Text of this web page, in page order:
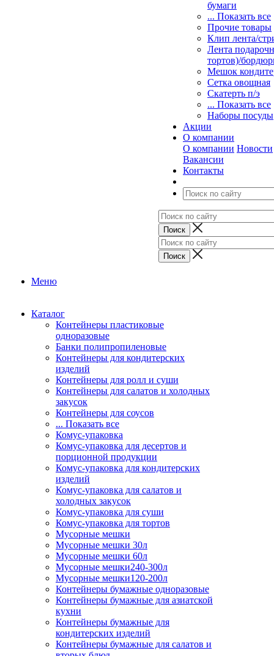
бумаги
... Показать все
Прочие товары
Клип лента/
Лента
тортов)/
Мешок
Сетка овощная
Скатерть п/э
... Показать все
Наборы посуды
Акции
О компании
О компании Новости
Вакансии
Контакты
Меню
Каталог
Контейнеры пластиковые
одноразовые
Банки полипропиленовые
Контейнеры для кондитерских
изделий
Контейнеры для ролл и суши
Контейнеры для салатов и холодных
закусок
Контейнеры для соусов
... Показать все
Комус-упаковка
Комус-упаковка для десертов и
порционной продукции
Комус-упаковка для кондитерских
изделий
Комус-упаковка для салатов и
холодных закусок
Комус-упаковка для суши
Комус-упаковка для тортов
Мусорные мешки
Мусорные мешки 30л
Мусорные мешки 60л
Мусорные мешки240-300л
Мусорные мешки120-200л
Контейнеры бумажные одноразовые
Контейнеры бумажные для азиатской
кухни
Контейнеры бумажные для
кондитерских изделий
Контейнеры бумажные для салатов и